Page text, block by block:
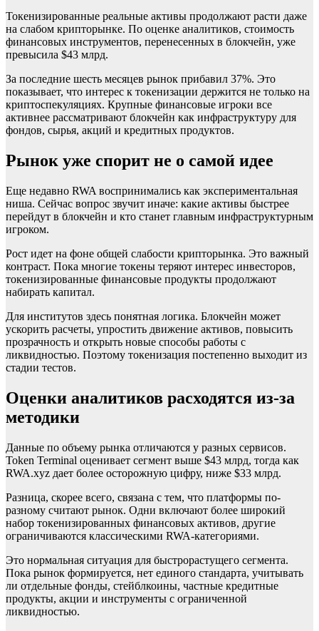
Токенизированные реальные активы продолжают расти даже
на слабом крипторынке. По оценке аналитиков, стоимость
финансовых инструментов, перенесенных в блокчейн, уже
превысила $43 млрд.
За последние шесть месяцев рынок прибавил 37%. Это
показывает, что интерес к токенизации держится не только на
криптоспекуляциях. Крупные финансовые игроки все
активнее рассматривают блокчейн как инфраструктуру для
фондов, сырья, акций и кредитных продуктов.
Рынок уже спорит не о самой идее
Еще недавно RWA воспринимались как экспериментальная
ниша. Сейчас вопрос звучит иначе: какие активы быстрее
перейдут в блокчейн и кто станет главным инфраструктурным
игроком.
Рост идет на фоне общей слабости крипторынка. Это важный
контраст. Пока многие токены теряют интерес инвесторов,
токенизированные финансовые продукты продолжают
набирать капитал.
Для институтов здесь понятная логика. Блокчейн может
ускорить расчеты, упростить движение активов, повысить
прозрачность и открыть новые способы работы с
ликвидностью. Поэтому токенизация постепенно выходит из
стадии тестов.
Оценки аналитиков расходятся из-за
методики
Данные по объему рынка отличаются у разных сервисов.
Token Terminal оценивает сегмент выше $43 млрд, тогда как
RWA.xyz дает более осторожную цифру, ниже $33 млрд.
Разница, скорее всего, связана с тем, что платформы по-
разному считают рынок. Одни включают более широкий
набор токенизированных финансовых активов, другие
ограничиваются классическими RWA-категориями.
Это нормальная ситуация для быстрорастущего сегмента.
Пока рынок формируется, нет единого стандарта, учитывать
ли отдельные фонды, стейблкоины, частные кредитные
продукты, акции и инструменты с ограниченной
ликвидностью.